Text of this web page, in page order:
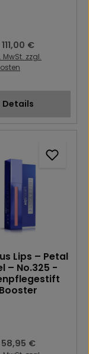
Regulärer Preis:
111,00 €
MwSt. zzgl.
Details
Lips – Petal
– No.325 -
Booster
Regulärer Preis:
58,95 €